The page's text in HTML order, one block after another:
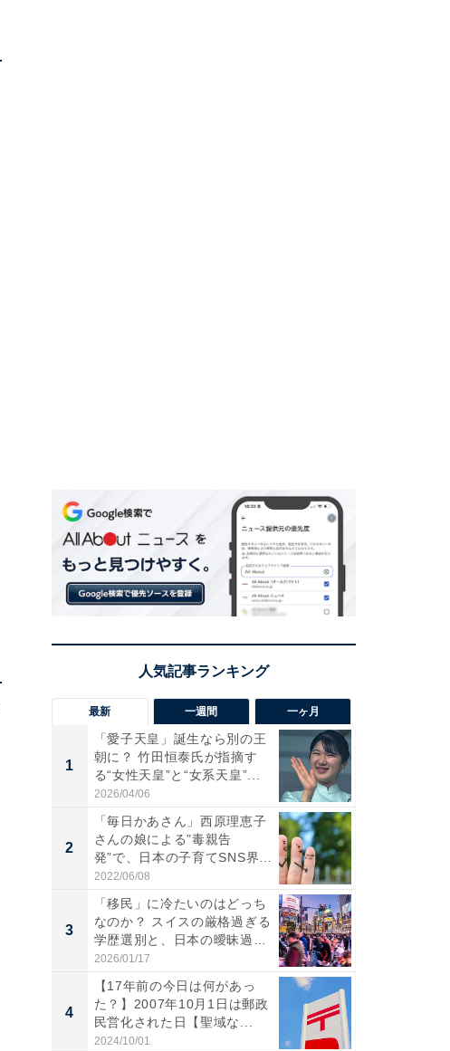
最新 一週間 一ヶ月
1
「愛子天皇」誕生なら別の王
朝に？ 竹田恒泰氏が指摘す
る“女性天皇”と“女系天皇”...
2026/04/06
2
「毎日かあさん」西原理恵子
さんの娘による”毒親告
発”で、日本の子育てSNS界隈
が...
2022/06/08
3
「移民」に冷たいのはどっち
なのか？ スイスの厳格過ぎる
学歴選別と、日本の曖昧過
ぎ...
2026/01/17
4
【17年前の今日は何があっ
た？】2007年10月1日は郵政
民営化された日【聖域な...
2024/10/01